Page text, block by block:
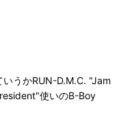
うかRUN-D.M.C. "Jam
使いのB-Boy